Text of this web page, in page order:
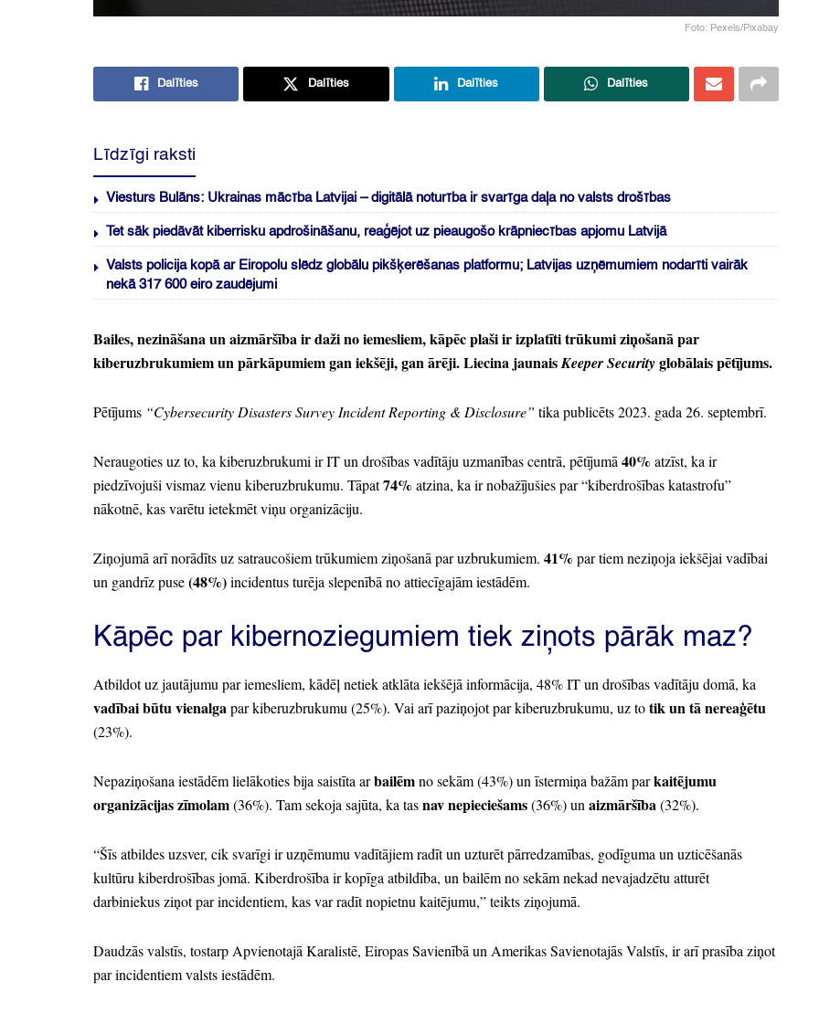
Foto: Pexels/Pixabay
Dalīties Dalīties Dalīties Dalīties
Līdzīgi raksti
Viesturs Bulāns: Ukrainas mācība Latvijai – digitālā noturība ir svarīga daļa no valsts drošības
Tet sāk piedāvāt kiberrisku apdrošināšanu, reaģējot uz pieaugošo krāpniecības apjomu Latvijā
Valsts policija kopā ar Eiropolu slēdz globālu pikšķerēšanas platformu; Latvijas uzņēmumiem nodarīti vairāk
nekā 317 600 eiro zaudējumi
Bailes,nezināšana un aizmāršība ir daži no iemesliem,kāpēc plaši ir izplatīti trūkumi ziņošanā par
kiberuzbrukumiem un pārkāpumiem gan iekšēji,gan ārēji.Liecina jaunaisKeeper Securityglobālais pētījums.
Pētījums “Cybersecurity Disasters Survey Incident Reporting &Disclosure” tika publicēts 2023. gada 26. septembrī.
Neraugoties uz to, ka kiberuzbrukumi ir IT un drošības vadītāju uzmanības centrā, pētījumā40% atzīst, ka ir
piedzīvojuši vismaz vienu kiberuzbrukumu. Tāpat74% atzina, ka ir nobažījušies par“kiberdrošības katastrofu”
nākotnē, kas varētu ietekmēt viņu organizāciju.
Ziņojumā arī norādīts uz satraucošiem trūkumiem ziņošanā par uzbrukumiem. 41% par tiem neziņoja iekšējai vadībai
un gandrīz puse(48%)incidentus turēja slepenībā no attiecīgajām iestādēm.
Kāpēc par kibernoziegumiem tiek ziņots pārāk maz?
Atbildot uz jautājumu par iemesliem, kādēļ netiek atklāta iekšējā informācija, 48%IT un drošības vadītāju domā, ka
vadībai būtu vienalgapar kiberuzbrukumu (25%). Vai arī paziņojot par kiberuzbrukumu, uz totik un tā nereaģētu
(23%).
Nepaziņošana iestādēm lielākoties bija saistīta arbailēmno sekām(43%) un īstermiņa bažām parkaitējumu
organizācijas zīmolam(36%). Tam sekoja sajūta, ka tasnav nepieciešams(36%) un aizmāršība(32%).
“Šīs atbildes uzsver, cik svarīgi ir uzņēmumu vadītājiem radīt un uzturēt pārredzamības, godīguma un uzticēšanās
kultūru kiberdrošības jomā. Kiberdrošība ir kopīga atbildība, un bailēm no sekām nekad nevajadzētu atturēt
darbiniekus ziņot par incidentiem, kas var radīt nopietnu kaitējumu,” teikts ziņojumā.
Daudzās valstīs, tostarp Apvienotajā Karalistē, Eiropas Savienībā un Amerikas Savienotajās Valstīs, ir arī prasība ziņot
par incidentiem valsts iestādēm.